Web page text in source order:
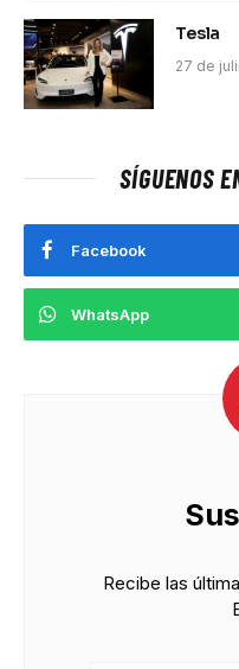
Tesla
27 de
SÍGUENOS
Facebook
WhatsApp
Recibe las